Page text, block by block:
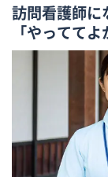
訪問看護師に
「やってて